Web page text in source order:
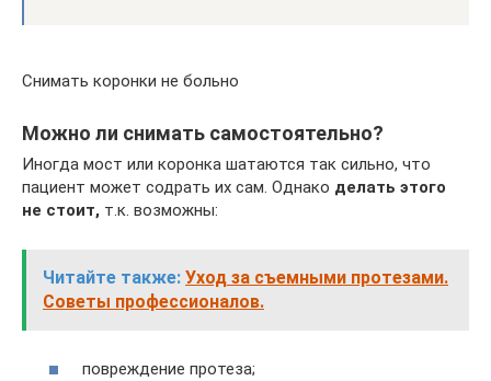
Снимать коронки не больно
Можно ли снимать самостоятельно?
Иногда мост или коронка шатаются так сильно, что
пациент может содрать их сам. Однако делать этого
не стоит, т.к. возможны:
Читайте также: Уход за съемными протезами.
Советы профессионалов.
повреждение протеза;